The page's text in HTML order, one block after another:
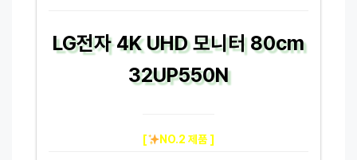
LG전자 4K UHD 모니터 80cm
32UP550N
[ NO.2 제품 ]